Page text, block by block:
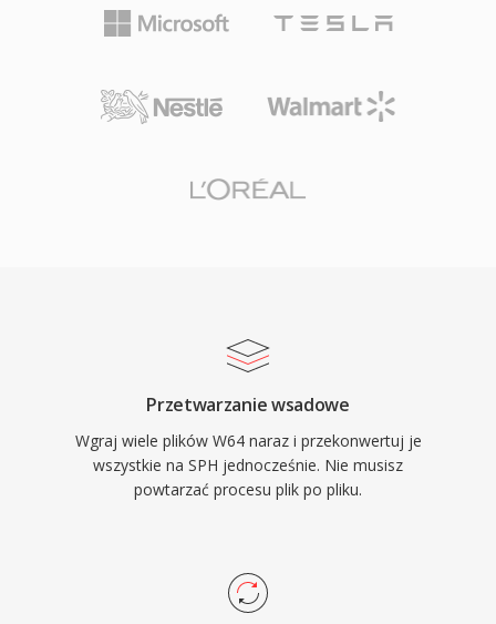
Przetwarzanie wsadowe
Wgraj wiele plików W64 naraz i przekonwertuj je
wszystkie na SPH jednocześnie. Nie musisz
powtarzać procesu plik po pliku.